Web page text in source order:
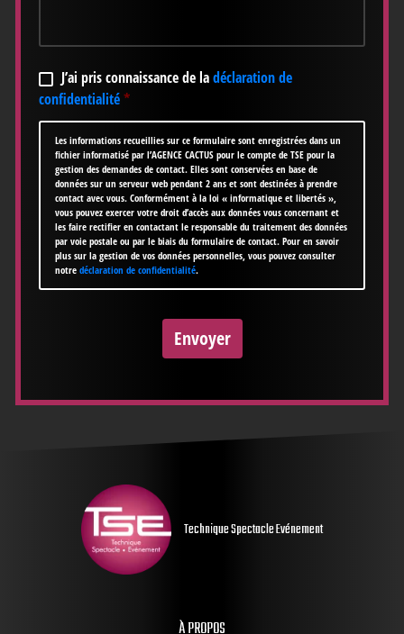
RGPD *
J’ai pris connaissance de ladéclaration de
confidentialité*
Les informations recueillies sur ce formulaire sont enregistrées dans un
fichier informatisé par l’AGENCE CACTUS pour le compte de TSE pour la
gestion des demandes de contact. Elles sont conservées en base de
données sur un serveur web pendant 2 ans et sont destinées à prendre
contact avec vous. Conformément à la loi « informatique et libertés »,
vous pouvez exercer votre droit d’accès aux données vous concernant et
les faire rectifier en contactant le responsable du traitement des données
par voie postale ou par le biais du formulaire de contact. Pour en savoir
plus sur la gestion de vos données personnelles, vous pouvez consulter
notre déclaration de confidentialité.
Envoyer
Technique Spectacle Evénement